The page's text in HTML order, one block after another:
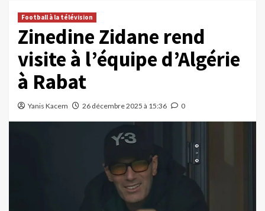
Football à la télévision
Zinedine Zidane rend
visite à l’équipe d’Algérie
à Rabat
Yanis Kacem 26 décembre 2025 à 15:36 0